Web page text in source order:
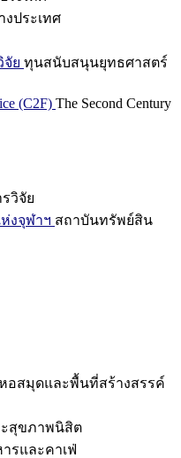
ประเทศ
ย ทุนสนับสนุนยุทธศาสตร์
(C2F) The Second Century
วิจัย
งจุฬาฯ สถาบันทรัพย์สิน
อสมุดและพื้นที่สร้างสรรค์
สุขภาพนิสิต
รและคาเฟ่